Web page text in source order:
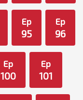
Ep
95
Ep
96
Ep
100
Ep
101